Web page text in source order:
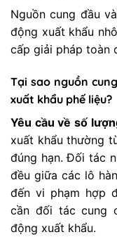
Nguồn cung đầu
động xuất khẩu
cấp giải pháp toàn
Tại sao nguồn
xuất khẩu phế liệu?
Yêu cầu về số
xuất khẩu thường
đúng hạn. Đối tác
đều giữa các lô
đến vi phạm hợp
cần đối tác cung
động xuất khẩu.